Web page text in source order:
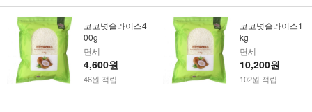
코코넛슬라이스4
00g
면세
4,600원
46원 적립
코코넛슬라이스1
kg
면세
10,200원
102원 적립